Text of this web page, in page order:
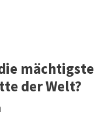
mächtigste
der Welt?